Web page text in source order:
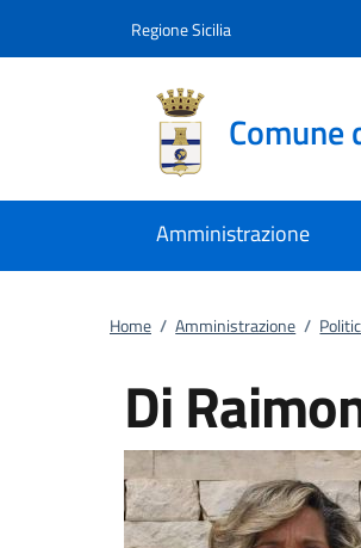
Regione Sicilia
Comune
Amministrazione
Home / Amministrazione /
Di